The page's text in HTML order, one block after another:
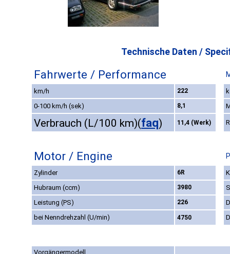
Technische Daten /
Fahrwerte / Performance
km/h 222
0-100 km/h (sek)
8,1
Verbrauch (L/100 km)(faq) 11,4 (Werk)
Motor / Engine
Zylinder 6R
Hubraum (ccm)
3980
Leistung (PS)
226
bei Nenndrehzahl (U/min)
4750
Vorgängermodell